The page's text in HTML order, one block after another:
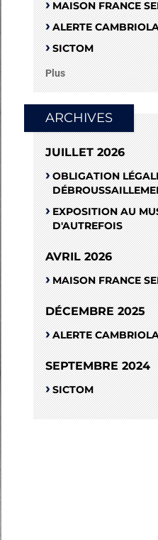
MAISON FRANCE
ALERTE
SICTOM
Plus
ARCHIVES
JUILLET 2026
OBLIGATION
EXPOSITION AU
D'AUTREFOIS
AVRIL 2026
MAISON FRANCE
DÉCEMBRE 2025
ALERTE
SEPTEMBRE 2024
SICTOM